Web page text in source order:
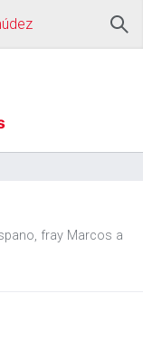
fray Marcos a